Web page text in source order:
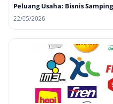
Peluang Usaha: Bisnis
22/05/2026